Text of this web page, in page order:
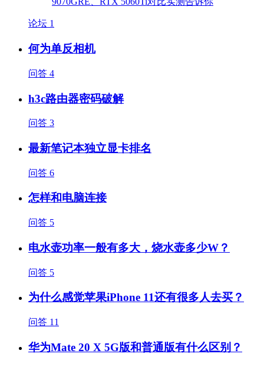
论坛 1
何为单反相机
问答 4
h3c路由器密码破解
问答 3
最新笔记本独立显卡排名
问答 6
怎样和电脑连接
问答 5
电水壶功率一般有多大，烧水壶多少W？
问答 5
为什么感觉苹果iPhone 11还有很多人去买？
问答 11
华为Mate 20 X 5G版和普通版有什么区别？